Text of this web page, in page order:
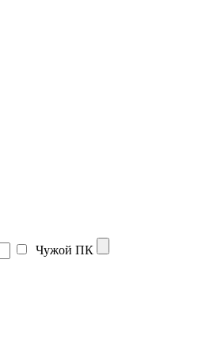
Чужой ПК